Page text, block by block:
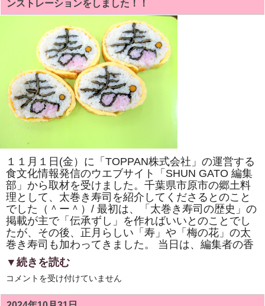
イ
ベ
は
郷
土
料
理
「房
司
体
験
教
室」
で
「NHK
ワ
ー
ル
ド」
放
さ
て
い
ンストレーションをしました！！
１１月１日(金）に「TOPPAN株式会社」の運営する
食文化情報発信のウエブサイト「SHUN GATO 編集
部」から取材を受けました。千葉県市原市の郷土料
理として、太巻き寿司を紹介してくださるとのこと
でした（＾ー＾）/ 最初は、「太巻き寿司の歴史」の
掲載が主で「伝承ずし」を作ればいいとのことでし
たが、その後、正月らしい「寿」や「梅の花」の太
巻き寿司も加わってきました。 当日は、編集者の香
▼続きを読む
「TOPPAN
式
会
コメントを受け付けていません